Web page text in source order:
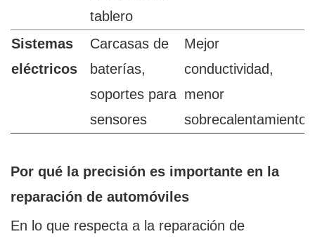
tablero
Sistemas
eléctricos
Carcasas de
baterías,
soportes para
sensores
Mejor
conductividad,
menor
sobrecalentamiento.
Por qué la precisión es importante en la
reparación de automóviles
En lo que respecta a la reparación de